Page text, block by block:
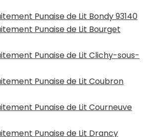
Punaise de Lit Bondy 93140
Punaise de Lit Bourget
Punaise de Lit Clichy-sous-
Punaise de Lit Coubron
Punaise de Lit Courneuve
Punaise de Lit Drancy